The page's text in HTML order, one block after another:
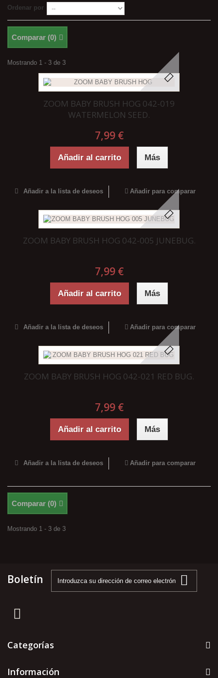
Ordenar por
Comparar (0)
Mostrando 1 - 3 de 3
ZOOM BABY BRUSH HOG 042-019
WATERMELON SEED.
7,99 €
Añadir al carrito Más
Añadir a la lista de deseos Añadir para comparar
ZOOM BABY BRUSH HOG 042-005 JUNEBUG.
7,99 €
Añadir al carrito Más
Añadir a la lista de deseos Añadir para comparar
ZOOM BABY BRUSH HOG 042-021 RED BUG.
7,99 €
Añadir al carrito Más
Añadir a la lista de deseos Añadir para comparar
Comparar (0)
Mostrando 1 - 3 de 3
Boletín
Categorías
Información